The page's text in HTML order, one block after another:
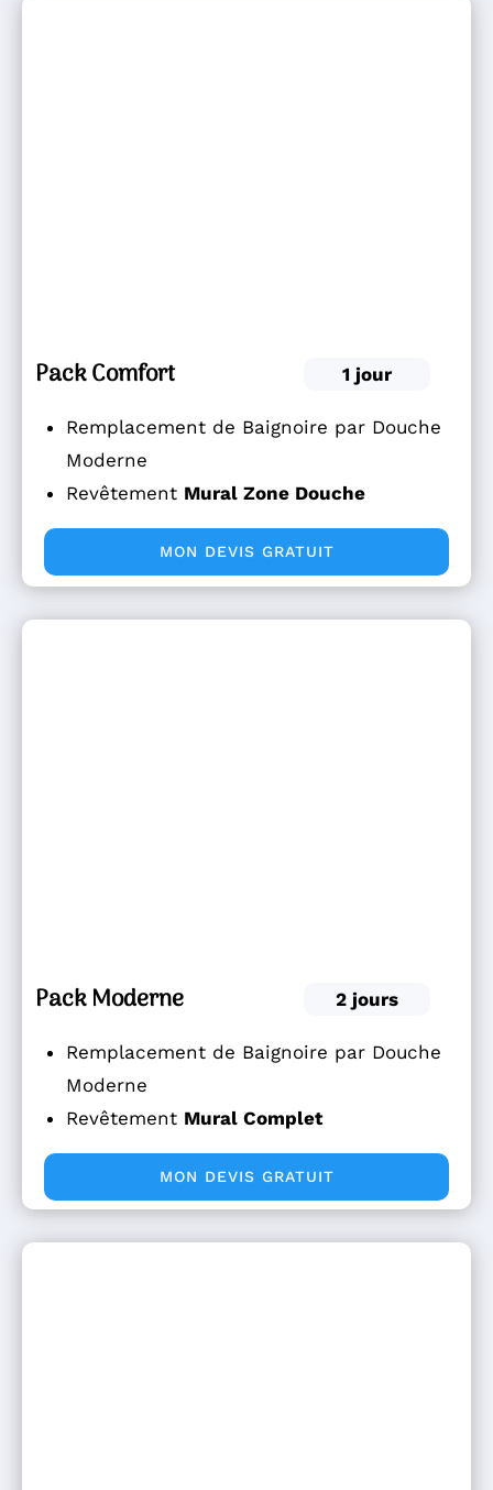
Pack Comfort 1 jour
Remplacement de Baignoire par Douche
Moderne
Revêtement Mural Zone Douche
MON DEVIS GRATUIT
Pack Moderne 2 jours
Remplacement de Baignoire par Douche
Moderne
Revêtement Mural Complet
MON DEVIS GRATUIT